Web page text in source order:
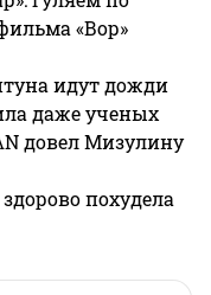
«Вор»
идут дожди
даже ученых
довел Мизулину
похудела